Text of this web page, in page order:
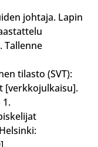
johtaja. Lapin
Tallenne
tilasto (SVT):
[verkkojulkaisu].
1.